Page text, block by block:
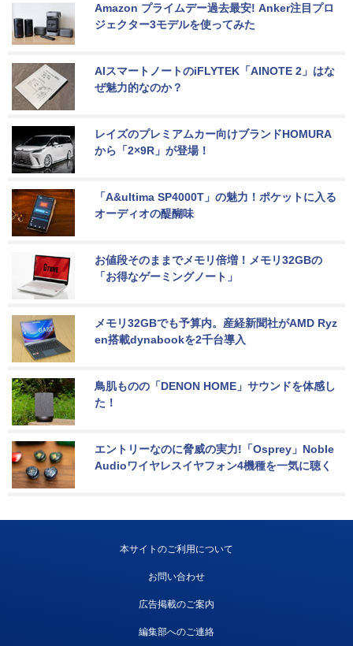
Amazon プライムデー過去最安! Anker注目プロ
ジェクター3モデルを使ってみた
AIスマートノートのiFLYTEK「AINOTE 2」はな
ぜ魅力的なのか？
レイズのプレミアムカー向けブランドHOMURA
から「2×9R」が登場！
「A&ultima SP4000T」の魅力！ポケットに入る
オーディオの醍醐味
お値段そのままでメモリ倍増！メモリ32GBの
「お得なゲーミングノート」
メモリ32GBでも予算内。産経新聞社がAMD Ryz
en搭載dynabookを2千台導入
鳥肌ものの「DENON HOME」サウンドを体感し
た！
エントリーなのに脅威の実力!「Osprey」Noble
Audioワイヤレスイヤフォン4機種を一気に聴く
本サイトのご利用について
お問い合わせ
広告掲載のご案内
編集部へのご連絡